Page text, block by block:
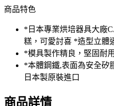
商品特色
*日本專業烘培器具大廠
糕，可愛討喜 *造型立體
*模具製作精良，堅固耐
*本體鋼鐵,表面為安全矽
日本製原裝進口
商品詳情